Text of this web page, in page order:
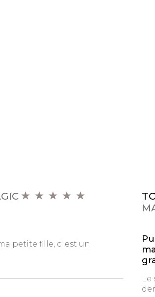
petite fille, c' est un